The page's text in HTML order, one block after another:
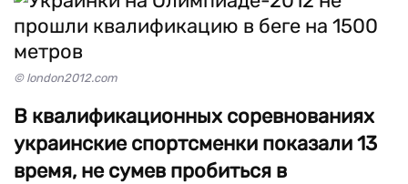
© london2012.com
В квалификационных соревнованиях
украинские спортсменки показали 13
время, не сумев пробиться в